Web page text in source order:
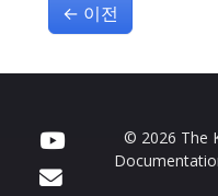
← 이전
© 2026 The